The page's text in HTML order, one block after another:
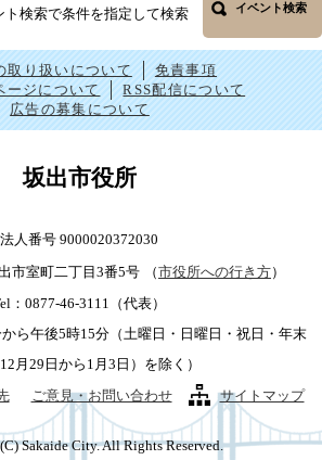
ト検索で条件を指定して検索
イベント検索
取り扱いについて
免責事項
ージについて
RSS配信について
広告の募集について
坂出市役所
法人番号 9000020372030
市室町二丁目3番5号
（市役所への行き方）
：0877-46-3111（代表）
ら午後5時15分（土曜日・日曜日・祝日・年末
月29日から1月3日）を除く）
ご意見・お問い合わせ サイトマップ
Sakaide City. All Rights Reserved.